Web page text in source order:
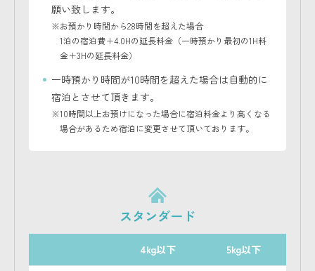
願い致します。
※お預かり時間から28時間を超えた場合
1泊の宿泊費＋4.0Hの延長料金（一時預かり最初の1H料
金＋3Hの延長料金）
一時預かり時間が10時間を超えた場合は自動的に
宿泊とさせて頂きます。
※10時間以上お預けになった場合に宿泊料金より高くなる
場合があるため宿泊に変更させて頂いております。
スタンダード
4kg以下 5kg以下